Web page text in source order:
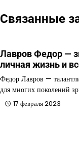
Связанные
Лавров Федор —
личная жизнь и
Федор Лавров —
для многих поколений
17 февраля 2023